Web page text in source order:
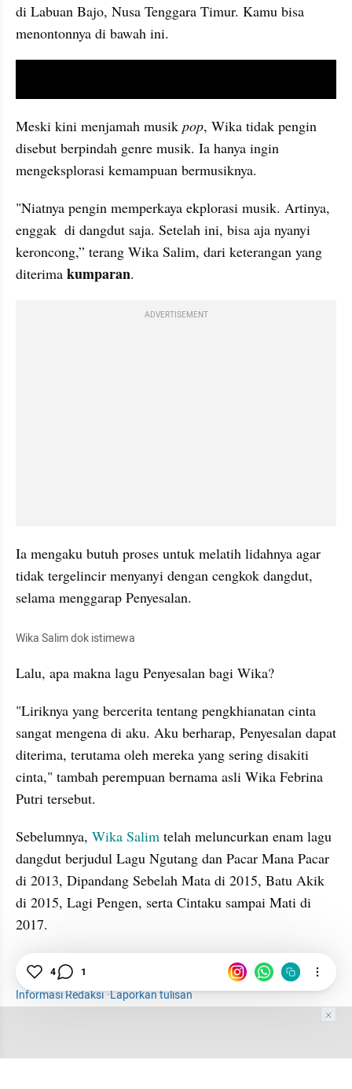
di Labuan Bajo, Nusa Tenggara Timur. Kamu bisa
menontonnya di bawah ini.
Meski kini menjamah musik pop, Wika tidak pengin
disebut berpindah genre musik. Ia hanya ingin
mengeksplorasi kemampuan bermusiknya.
"Niatnya pengin memperkaya ekplorasi musik. Artinya,
enggak  di dangdut saja. Setelah ini, bisa aja nyanyi
keroncong,” terang Wika Salim, dari keterangan yang
diterima kumparan.
ADVERTISEMENT
Ia mengaku butuh proses untuk melatih lidahnya agar
tidak tergelincir menyanyi dengan cengkok dangdut,
selama menggarap Penyesalan.
Wika Salim dok istimewa
Lalu, apa makna lagu Penyesalan bagi Wika?
"Liriknya yang bercerita tentang pengkhianatan cinta
sangat mengena di aku. Aku berharap, Penyesalan dapat
diterima, terutama oleh mereka yang sering disakiti
cinta," tambah perempuan bernama asli Wika Febrina
Putri tersebut.
Sebelumnya, Wika Salim telah meluncurkan enam lagu
dangdut berjudul Lagu Ngutang dan Pacar Mana Pacar
di 2013, Dipandang Sebelah Mata di 2015, Batu Akik
di 2015, Lagi Pengen, serta Cintaku sampai Mati di
2017.
Hiburan
Informasi Redaksi·Laporkan tulisan
4 1